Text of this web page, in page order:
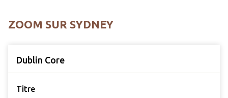
ZOOM SUR SYDNEY
Dublin Core
Titre